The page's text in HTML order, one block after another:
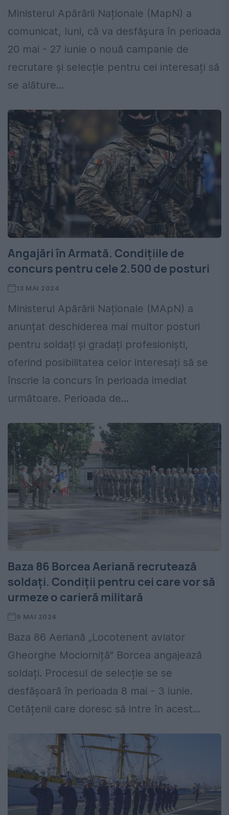
Ministerul Apărării Naționale (MapN) a
comunicat, luni, că va desfășura în perioada
20 mai - 27 iunie o nouă campanie de
recrutare și selecție pentru cei interesați să
se alăture...
Angajări în Armată. Condițiile de
concurs pentru cele 2.500 de posturi
13 MAI 2024
Ministerul Apărării Naționale (MApN) a
anunțat deschiderea mai multor posturi
pentru soldați și gradați profesioniști,
oferind posibilitatea celor interesați să se
înscrie la concurs în perioada imediat
următoare. Perioada de...
Baza 86 Borcea Aeriană recrutează
soldați. Condiții pentru cei care vor să
urmeze o carieră militară
9 MAI 2024
Baza 86 Aeriană „Locotenent aviator
Gheorghe Mociorniță" Borcea angajează
soldați. Procesul de selecție se se
desfășoară în perioada 8 mai - 3 iunie.
Cetățenii care doresc să intre în acest...